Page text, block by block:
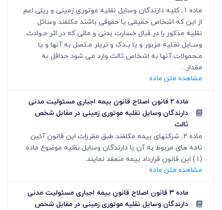
ماده 1ـ کلیه دارندگان وسایل نقلیه موتوری زمینی و ریلی اعم
از این که اشخاص حقیقی یا حقوقی باشند مکلفند وسائل
نقلیه مذکور را در قبال خسارت بدنی و مالی که در اثر حـوادث
وسـایل نقـلیه مزبور و یا یـدک و تریلر مـتصل به آنها و یا
مـحمولات آنها به اشخاص ثالث وارد می شود حداقل به
مقدار...
مشاهده متن ماده
ماده ۲ قانون اصلاح قانون بیمه اجباری مسئولیت مدنی
دارندگان وسایل نقلیه موتوری زمینی در مقابل شخص
ثالث
ماده 2ـ شرکتهای بیمه مکلفند طبق مقررات این قانون آئین
نامه های مربوط به آن با دارندگان وسایل نقلیه موضوع ماده
(1) این قانون قرارداد بیمه منعقد نمایند.
مشاهده متن ماده
ماده ۳ قانون اصلاح قانون بیمه اجباری مسئولیت مدنی
دارندگان وسایل نقلیه موتوری زمینی در مقابل شخص